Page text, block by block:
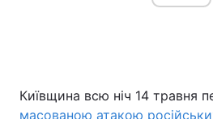
Київщина всю ніч 14 травня
масованою атакою